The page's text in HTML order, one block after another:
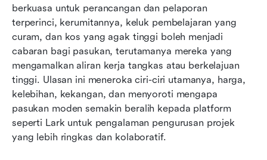
berkuasa untuk perancangan dan pelaporan
terperinci, kerumitannya, keluk pembelajaran yang
curam, dan kos yang agak tinggi boleh menjadi
cabaran bagi pasukan, terutamanya mereka yang
mengamalkan aliran kerja tangkas atau berkelajuan
tinggi. Ulasan ini meneroka ciri-ciri utamanya, harga,
kelebihan, kekangan, dan menyoroti mengapa
pasukan moden semakin beralih kepada platform
seperti Lark untuk pengalaman pengurusan projek
yang lebih ringkas dan kolaboratif.